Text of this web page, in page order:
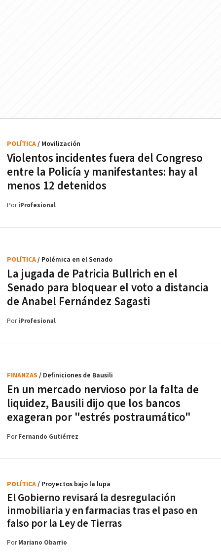
Violentos incidentes fuera del Congreso
entre la Policía y manifestantes: hay al
menos 12 detenidos
POLÍTICA/ Movilización
PoriProfesional
La jugada de Patricia Bullrich en el
Senado para bloquear el voto a distancia
de Anabel Fernández Sagasti
POLÍTICA/ Polémica en el Senado
PoriProfesional
En un mercado nervioso por la falta de
liquidez, Bausili dijo que los bancos
exageran por "estrés postraumático"
FINANZAS / Definiciones de Bausili
PorFernando Gutiérrez
El Gobierno revisará la desregulación
inmobiliaria y en farmacias tras el paso en
falso por la Ley de Tierras
POLÍTICA/ Proyectos bajo la lupa
PorMariano Obarrio